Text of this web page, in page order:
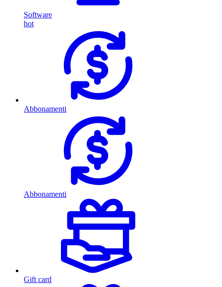
Software
hot
Abbonamenti
Abbonamenti
Gift card